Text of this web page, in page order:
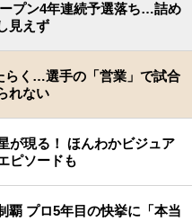
プン4年連続予選落ち…詰め
見えず
らく…選手の「営業」で試合
れない
が現る！ ほんわかビジュア
ピソードも
覇 プロ5年目の快挙に「本当